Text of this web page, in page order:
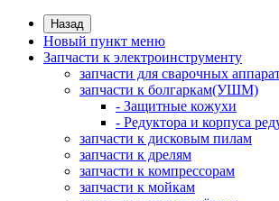
Назад
Новый пункт меню
Запчасти к электроинструменту
запчасти для сварочных
запчасти к болгаркам(УШМ)
- Защитные кожухи
- Редуктора и корпуса
запчасти к дисковым пилам
запчасти к дрелям
запчасти к компрессорам
запчасти к мойкам